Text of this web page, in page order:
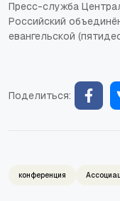
Пресс-служба
Российский
евангельской
Поделиться:
конференция